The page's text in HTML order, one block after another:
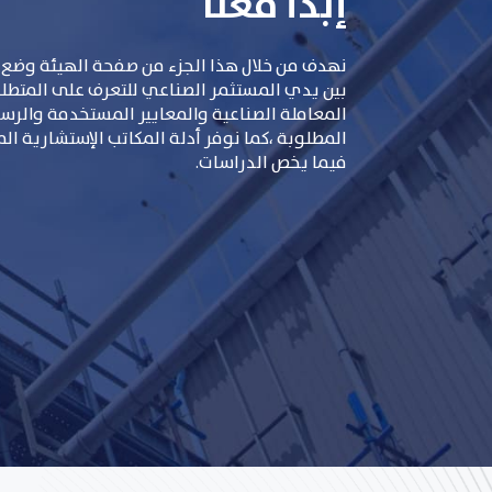
نهدف من خلال هذا الجزء من صفحة الهيئة
بين يدي المستثمر الصناعي للتعرف على
المعاملة الصناعية والمعايير المستخدمة
المطلوبة ،كما نوفر أدلة المكاتب الإستشارية
فيما يخص الدراسات.